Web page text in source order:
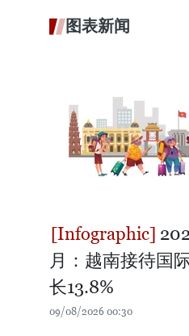
图表新闻
月：越南接待国
长13.8%
09/08/2026 00:30